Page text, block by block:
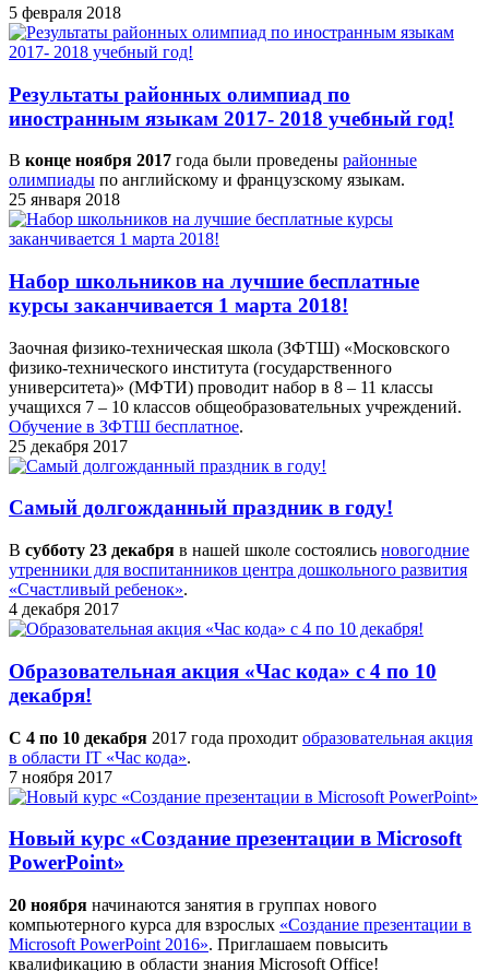
5 февраля 2018
Результаты районных олимпиад по
иностранным языкам 2017- 2018 учебный год!
В конце ноября 2017 года были проведены районные
олимпиады по английскому и французскому языкам.
25 января 2018
Набор школьников на лучшие бесплатные
курсы заканчивается 1 марта 2018!
Заочная физико-техническая школа (ЗФТШ) «Московского
физико-технического института (государственного
университета)» (МФТИ) проводит набор в 8 – 11 классы
учащихся 7 – 10 классов общеобразовательных учреждений.
Обучение в ЗФТШ бесплатное.
25 декабря 2017
Самый долгожданный праздник в году!
В субботу 23 декабря в нашей школе состоялись новогодние
утренники для воспитанников центра дошкольного развития
«Счастливый ребенок».
4 декабря 2017
Образовательная акция «Час кода» с 4 по 10
декабря!
С 4 по 10 декабря 2017 года проходит образовательная акция
в области IT «Час кода».
7 ноября 2017
Новый курс «Создание презентации в Microsoft
PowerPoint»
20 ноября начинаются занятия в группах нового
компьютерного курса для взрослых «Создание презентации в
Microsoft PowerPoint 2016». Приглашаем повысить
квалификацию в области знания Microsoft Office!